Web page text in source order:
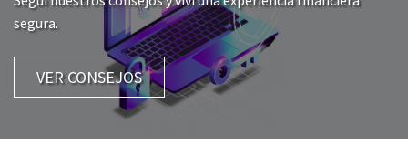
segura.
VER CONSEJOS